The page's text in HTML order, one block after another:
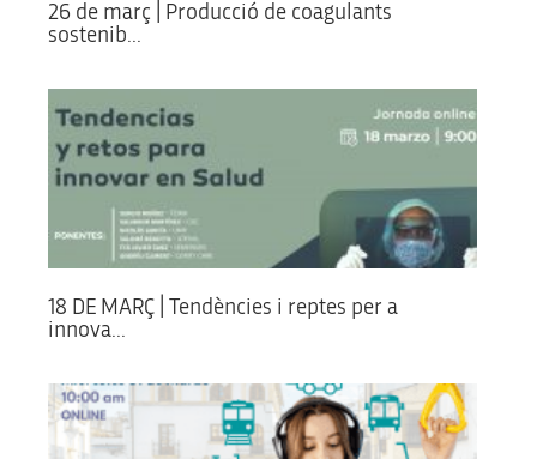
26 de març | Producció de coagulants
sostenib...
18 DE MARÇ | Tendències i reptes per a
innova...